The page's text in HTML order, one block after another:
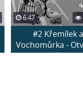
6:47
#2 Křemílek a
Vochomůrka -
studánky...